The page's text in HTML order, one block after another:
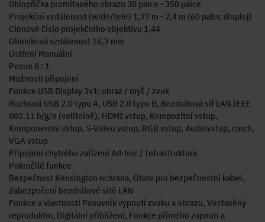
Úhlopříčka promítaného obrazu 30 palce - 350 palce
Projekční vzdálenost (wide/tele) 1,77 m - 2,4 m (60 palec displej)
Clonové číslo projekčního objektivu 1,44
Ohnisková vzdálenost 16,7 mm
Ostření Manuální
Posun 8 : 1
Možnosti připojení
Funkce USB Display 3v1: obraz / myš / zvuk
Rozhraní USB 2.0 typu A, USB 2.0 typu B, Bezdrátová síť LAN IEEE
802.11 b/g/n (volitelně), HDMI vstup, Kompozitní vstup,
Komponentní vstup, S-Video vstup, RGB vstup, Audiovstup, cinch,
VGA vstup
Připojení chytrého zařízení Ad-hoc / Infrastruktura
Pokročilé funkce
Bezpečnost Kensington ochrana, Otvor pro bezpečnostní kabel,
Zabezpečení bezdrátové sítě LAN
Funkce a vlastnosti Posuvník vypnutí zvuku a obrazu, Vestavěný
reproduktor, Digitální přiblížení, Funkce přímého zapnutí a